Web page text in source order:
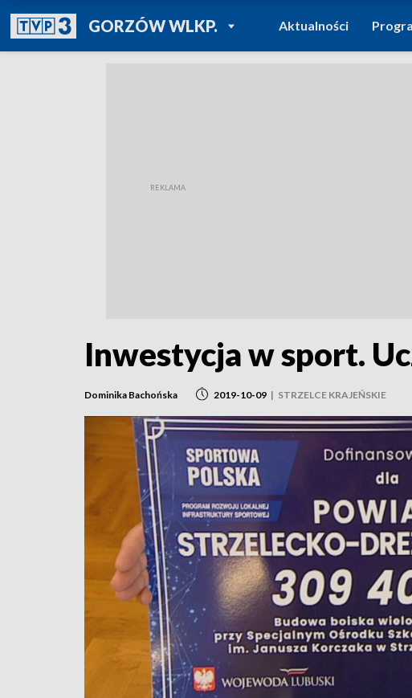
GORZÓW WLKP.POWRÓT DO
TVP REGIONY
Aktualności
Inwestycja w sport.
Dominika Bachońska 2019-10-09 | STRZELCE KRAJEŃSKIE